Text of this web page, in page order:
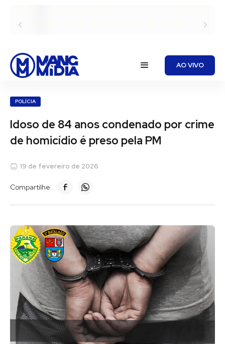
AO VIVO
POLÍCIA
Idoso de 84 anos condenado por crime
de homicídio é preso pela PM
19 de fevereiro de 2026
Compartilhe